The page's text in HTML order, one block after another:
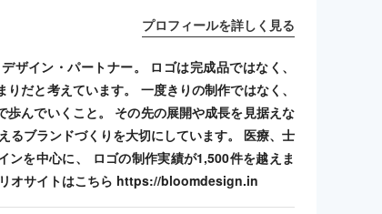
プロフィールを詳しく見る
ザイン・パートナー。 ロゴは完成品ではなく、
りだと考えています。 一度きりの制作ではなく、
歩んでいくこと。 その先の展開や成長を見据えな
るブランドづくりを大切にしています。 医療、士
ンを中心に、 ロゴの制作実績が1,500件を越えま
オサイトはこちら https://bloomdesign.in